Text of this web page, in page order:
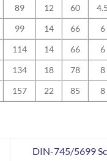
89 12 60 4.5
99 14 66 6
114 14 66 6
134 18 78 8
157 22 85 8
DIN-745/5699